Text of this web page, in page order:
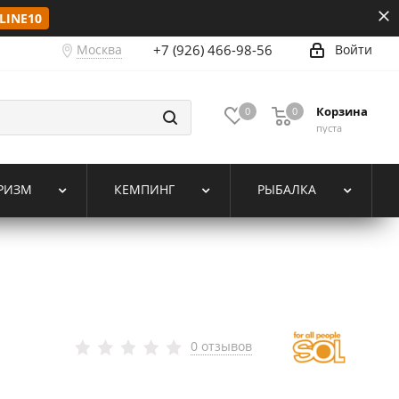
Москва
Войти
+7 (926) 466-98-56
0 Корзина
пуста
0
КЕМПИНГ РЫБАЛКА
0 отзывов